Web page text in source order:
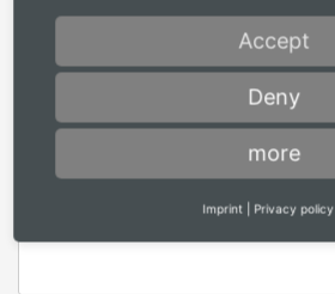
Decenta (EN-FR-NL / 120 pages)
Accenta (EN-FR-NL / 96 pages)
Сообщение*
Accept
Deny
more
Imprint Privacy policy